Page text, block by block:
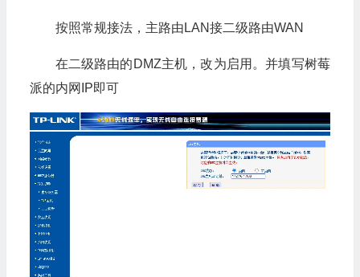
按照常规接法，主路由LAN接二级路由WAN
在二级路由的DMZ主机，改为启用。并填写树莓
派的内网IP即可